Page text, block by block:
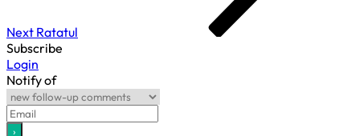
Next Ratatul
Subscribe
Login
Notify of